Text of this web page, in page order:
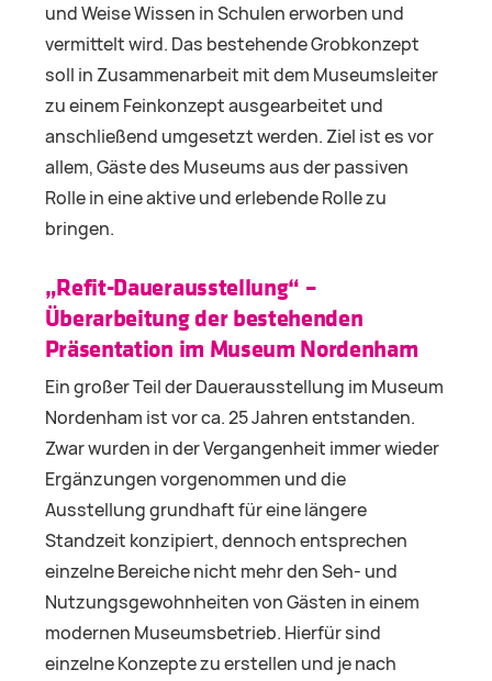
und Weise Wissen in Schulen erworben und
vermittelt wird. Das bestehende Grobkonzept
soll in Zusammenarbeit mit dem Museumsleiter
zu einem Feinkonzept ausgearbeitet und
anschließend umgesetzt werden. Ziel ist es vor
allem, Gäste des Museums aus der passiven
Rolle in eine aktive und erlebende Rolle zu
bringen.
„Refit-Dauerausstellung“ –
Überarbeitung der bestehenden
Präsentation im Museum Nordenham
Ein großer Teil der Dauerausstellung im Museum
Nordenham ist vor ca. 25 Jahren entstanden.
Zwar wurden in der Vergangenheit immer wieder
Ergänzungen vorgenommen und die
Ausstellung grundhaft für eine längere
Standzeit konzipiert, dennoch entsprechen
einzelne Bereiche nicht mehr den Seh- und
Nutzungsgewohnheiten von Gästen in einem
modernen Museumsbetrieb. Hierfür sind
einzelne Konzepte zu erstellen und je nach